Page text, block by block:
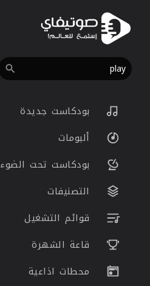
بودكاست جديدة
ألبومات
بودكاست تحت الضوء
التصنيفات
قوائم التشغيل
قاعة الشهرة
محطات اذاعية